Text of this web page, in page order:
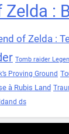
Zelda :
of Zelda :
Tomb raider
Proving Ground
à Rubis Land
ds